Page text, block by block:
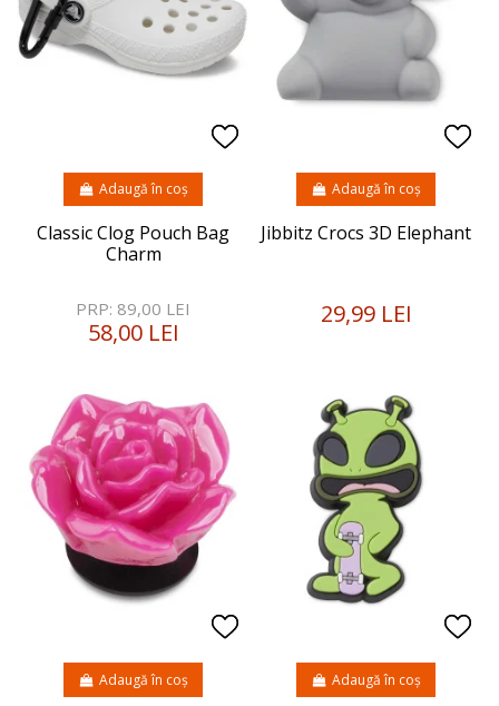
Classic Clog Pouch Bag
Charm
PRP: 89,00 LEI
58,00 LEI
Adaugă în coș
Jibbitz Crocs 3D Elephant
29,99 LEI
Adaugă în coș
Adaugă în coș Adaugă în coș